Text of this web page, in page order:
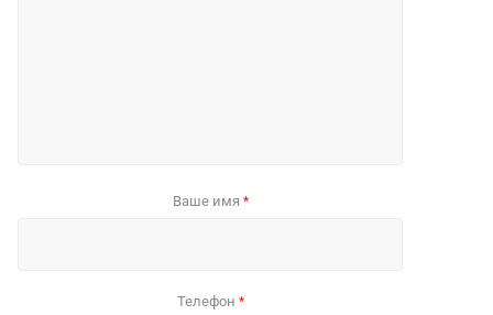
Ваше имя *
Телефон *